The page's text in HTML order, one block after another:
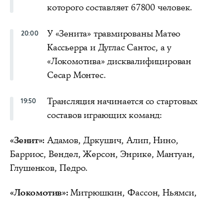
которого составляет 67800 человек.
20:00
У «Зенита» травмированы Матео
Кассьерра и Дуглас Сантос, а у
«Локомотива» дисквалифицирован
Сесар Монтес.
19:50
Трансляция начинается со стартовых
составов играющих команд:
«Зенит»: Адамов, Дркушич, Алип, Нино,
Барриос, Вендел, Жерсон, Энрике, Мантуан,
Глушенков, Педро.
«Локомотив»: Митрюшкин, Фассон, Ньямси,